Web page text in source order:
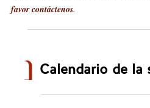
favor contáctenos.
Calendario de la